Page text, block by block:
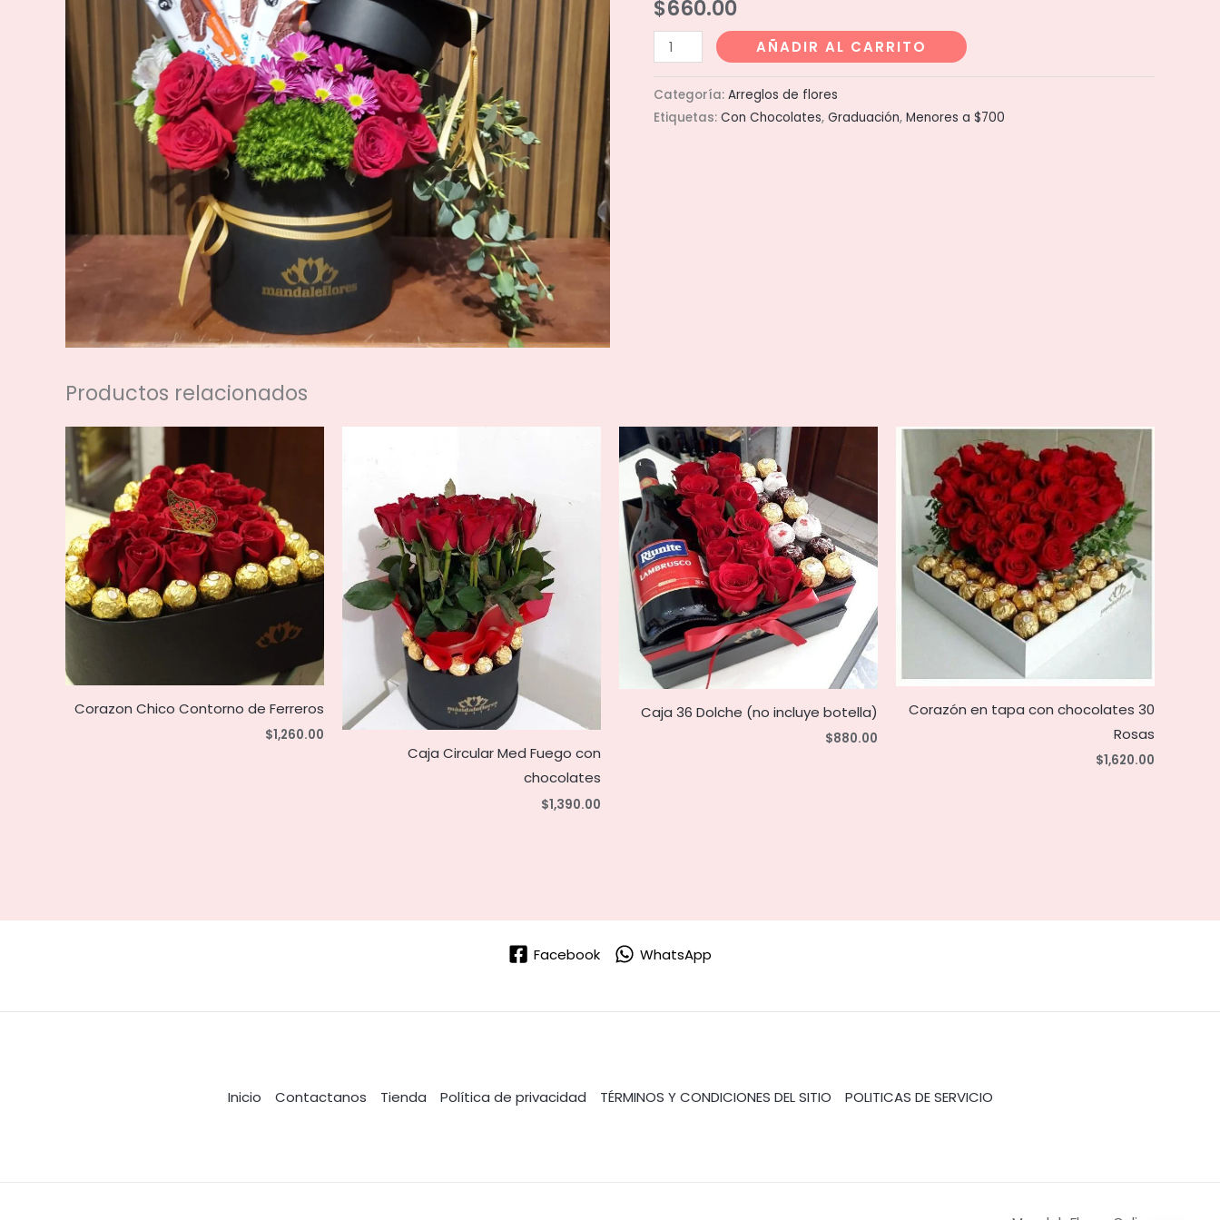
$660.00
cilindro
ch
graduation
cantidad
AÑADIR AL CARRITO
Categoría: Arreglos de flores
Etiquetas: Con Chocolates, Graduación, Menores a $700
Productos relacionados
Corazon Chico Contorno de Ferreros
$1,260.00
Caja Circular Med Fuego con
chocolates
$1,390.00
Caja 36 Dolche (no incluye botella)
$880.00
Corazón en tapa con chocolates 30
Rosas
$1,620.00
Facebook WhatsApp
Inicio Contactanos Tienda Política de privacidad TÉRMINOS Y CONDICIONES DEL SITIO POLITICAS DE SERVICIO